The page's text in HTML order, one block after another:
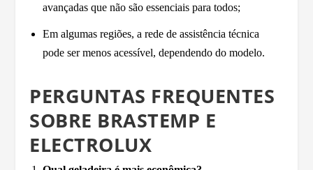
avançadas que não são essenciais para todos;
Em algumas regiões, a rede de assistência técnica
pode ser menos acessível, dependendo do modelo.
PERGUNTAS FREQUENTES
SOBRE BRASTEMP E
ELECTROLUX